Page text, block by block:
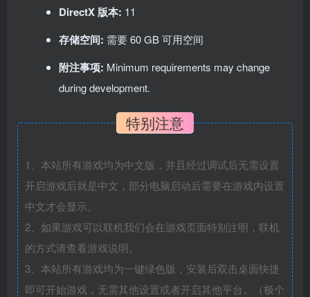
DirectX 版本: 11
存储空间: 需要 60 GB 可用空间
附注事项: Minimum requirements may change
during development.
特别注意
1、本站所有游戏均为中文版，并且经过调试后无需设置
开启游戏后就是中文，部分电脑启动后需要在游戏内设置
中文才会显示。
2、如果游戏可以联机我们会在游戏页面特别注明，联机
的方式请查看游戏说明。
3、本站所有游戏均为一键绿色版，安装后双击桌面快捷
即可开始游戏，无需其他设置或者开启其他平台。（极个